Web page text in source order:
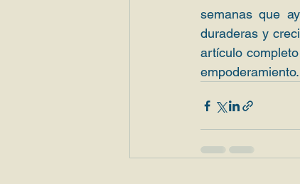
semanas que
duraderas y
artículo